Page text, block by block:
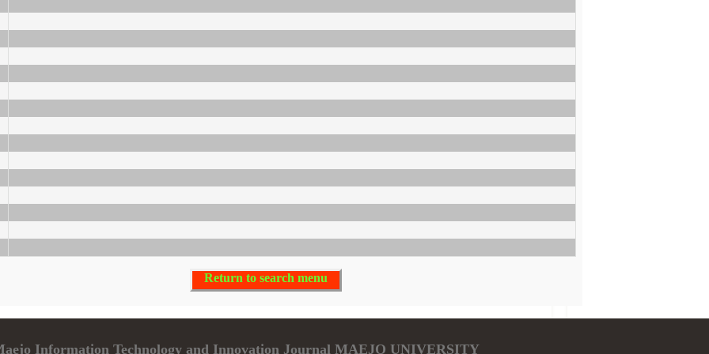
Return to search menu
Information Technology and Innovation Journal MAEJO UNIVERSITY